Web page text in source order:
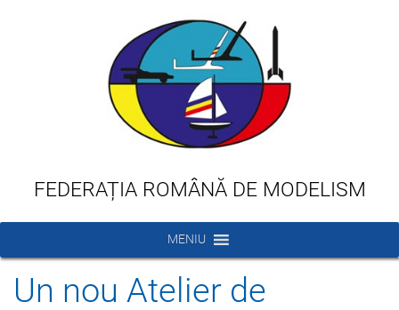
FEDERAȚIA ROMÂNĂ DE MODELISM
MENIU
Un nou Atelier de